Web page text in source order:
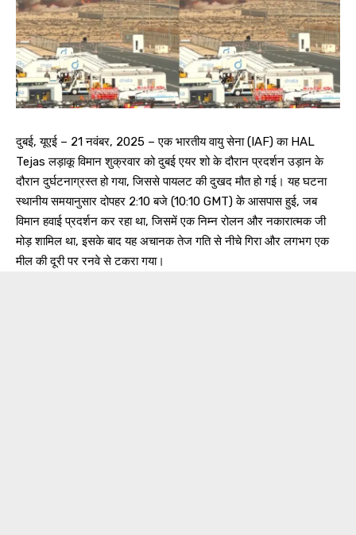
दुबई, यूएई – 21 नवंबर, 2025 – एक भारतीय वायु सेना (IAF) का HAL
Tejas लड़ाकू विमान शुक्रवार को दुबई एयर शो के दौरान प्रदर्शन उड़ान के
दौरान दुर्घटनाग्रस्त हो गया, जिससे पायलट की दुखद मौत हो गई। यह घटना
स्थानीय समयानुसार दोपहर 2:10 बजे (10:10 GMT) के आसपास हुई, जब
विमान हवाई प्रदर्शन कर रहा था, जिसमें एक निम्न रोलन और नकारात्मक जी
मोड़ शामिल था, इसके बाद यह अचानक तेज गति से नीचे गिरा और लगभग एक
मील की दूरी पर रनवे से टकरा गया।